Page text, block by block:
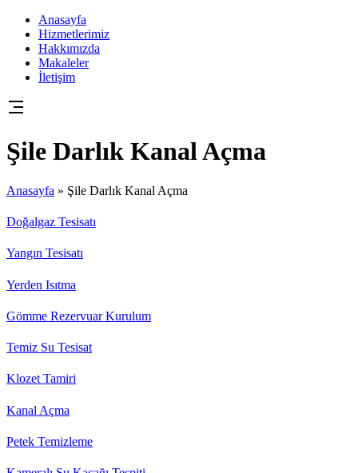
Anasayfa
Hizmetlerimiz
Hakkımızda
Makaleler
İletişim
Şile Darlık Kanal Açma
Anasayfa » Şile Darlık Kanal Açma
Doğalgaz Tesisatı
Yangın Tesisatı
Yerden Isıtma
Gömme Rezervuar Kurulum
Temiz Su Tesisat
Klozet Tamiri
Kanal Açma
Petek Temizleme